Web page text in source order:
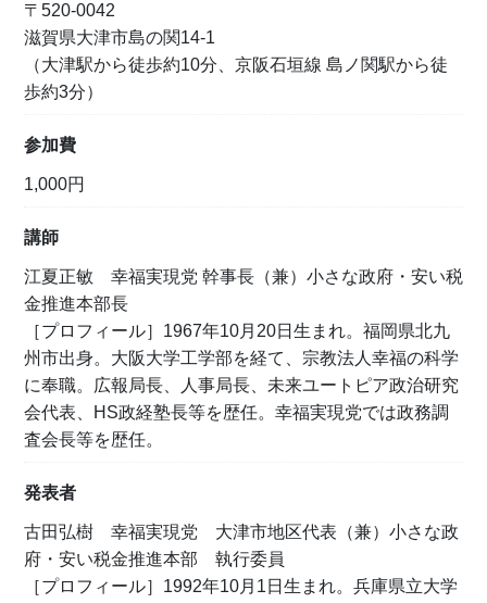
〒520-0042
滋賀県大津市島の関14-1
（大津駅から徒歩約10分、京阪石垣線 島ノ関駅から徒
歩約3分）
参加費
1,000円
講師
江夏正敏 幸福実現党 幹事長（兼）小さな政府・安い税
金推進本部長
［プロフィール］1967年10月20日生まれ。福岡県北九
州市出身。大阪大学工学部を経て、宗教法人幸福の科学
に奉職。広報局長、人事局長、未来ユートピア政治研究
会代表、HS政経塾長等を歴任。幸福実現党では政務調
査会長等を歴任。
発表者
古田弘樹 幸福実現党 大津市地区代表（兼）小さな政
府・安い税金推進本部 執行委員
［プロフィール］1992年10月1日生まれ。兵庫県立大学